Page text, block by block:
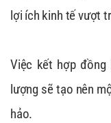
lợi ích kinh tế vượt
Việc kết hợp
lượng sẽ tạo nên
hảo.